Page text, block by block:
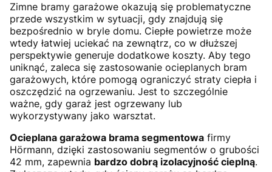
Zimne bramy garażowe okazują się problematyczne
przede wszystkim w sytuacji, gdy znajdują się
bezpośrednio w bryle domu. Ciepłe powietrze może
wtedy łatwiej uciekać na zewnątrz, co w dłuższej
perspektywie generuje dodatkowe koszty. Aby tego
uniknąć, zaleca się zastosowanie ocieplanych bram
garażowych, które pomogą ograniczyć straty ciepła i
oszczędzić na ogrzewaniu. Jest to szczególnie
ważne, gdy garaż jest ogrzewany lub
wykorzystywany jako warsztat.
Ocieplana garażowa brama segmentowa firmy
Hörmann, dzięki zastosowaniu segmentów o grubości
42 mm, zapewnia bardzo dobrą izolacyjność cieplną.